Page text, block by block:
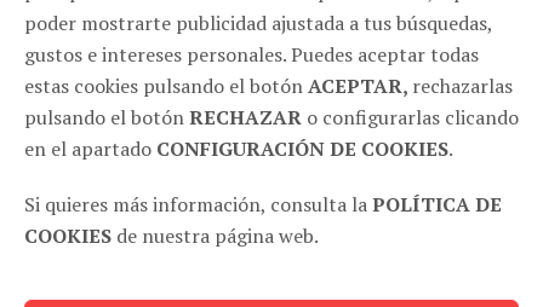
poder mostrarte publicidad ajustada a tus búsquedas,
gustos e intereses personales. Puedes aceptar todas
estas cookies pulsando el botónACEPTAR, rechazarlas
pulsando el botónRECHAZAR o configurarlas clicando
en el apartado CONFIGURACIÓN DE COOKIES.
Si quieres más información, consulta laPOLÍTICA DE
COOKIES de nuestra página web.
C/ Santa Comba, 2 28008, Madrid (España)
651 604 824
SÍGUENOS EN REDES